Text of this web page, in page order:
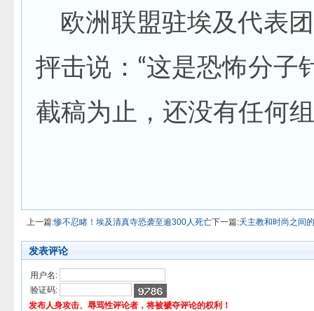
欧洲联盟驻埃及代表
抨击说：“这是恐怖分子
截稿为止，还没有任何
上一篇:惨不忍睹！埃及清真寺恐袭至逾300人死亡下一篇:天主教和时尚之间
发表评论
用户名:
验证码:
发布人身攻击、辱骂性评论者，将被褫夺评论的权利！